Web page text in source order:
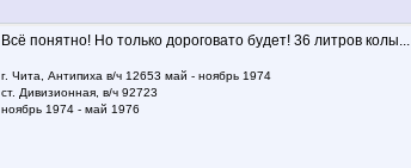
Всё понятно! Но только дороговато будет! 36 литров колы...
г. Чита, Антипиха в/ч 12653 май - ноябрь 1974
ст. Дивизионная, в/ч 92723
ноябрь 1974 - май 1976